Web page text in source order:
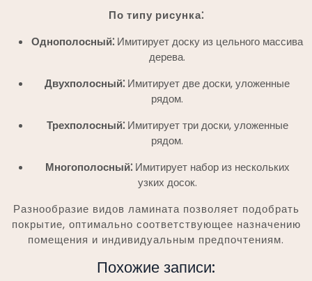
По типу рисунка⁚
Однополосный⁚ Имитирует доску из цельного массива
дерева.
Двухполосный⁚ Имитирует две доски, уложенные
рядом.
Трехполосный⁚Имитирует три доски, уложенные
рядом.
Многополосный⁚Имитирует набор из нескольких
узких досок.
Разнообразие видов ламината позволяет подобрать
покрытие, оптимально соответствующее назначению
помещения и индивидуальным предпочтениям.
Похожие записи: